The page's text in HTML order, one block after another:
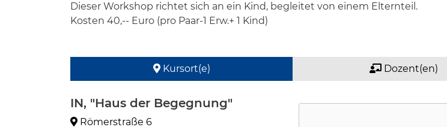
Dieser Workshop richtet sich an ein Kind, begleitet von einem Elternteil.
Kosten 40,-- Euro (pro Paar-1 Erw.+ 1 Kind)
Kursort(e) Dozent(en)
IN, "Haus der Begegnung"
Römerstraße 6